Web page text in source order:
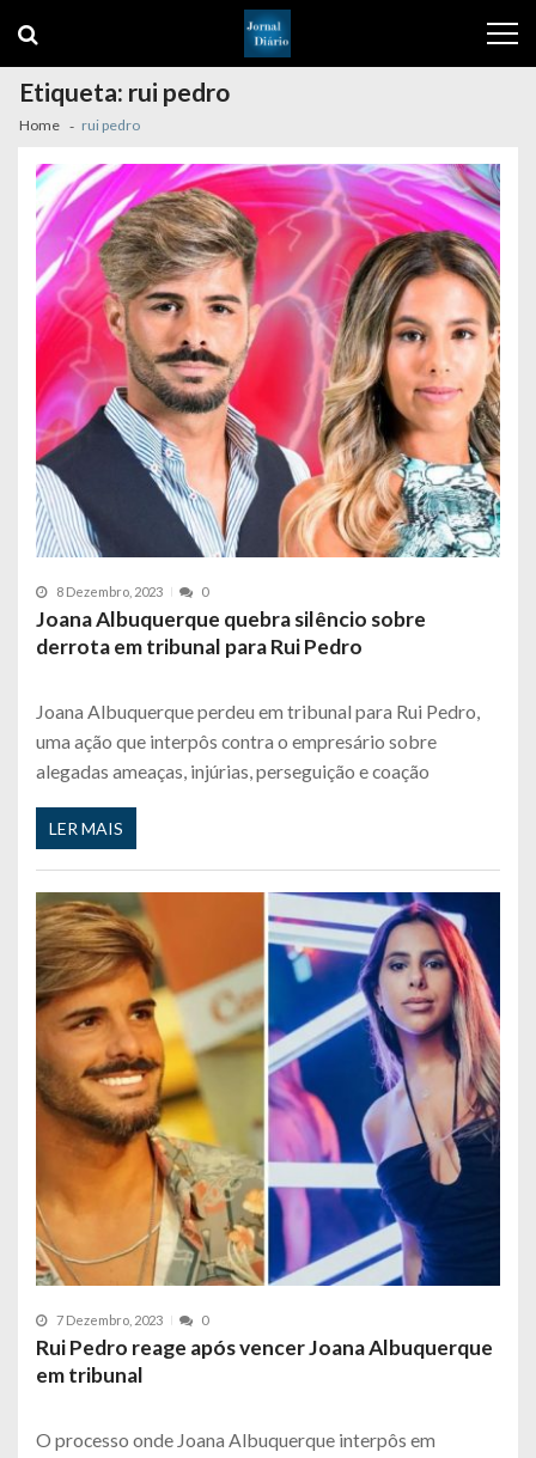
navigation
content
Etiqueta: rui pedro
Home rui pedro
8 Dezembro, 2023 0
Joana Albuquerque quebra silêncio sobre
derrota em tribunal para Rui Pedro
Joana Albuquerque perdeu em tribunal para Rui Pedro,
uma ação que interpôs contra o empresário sobre
alegadas ameaças, injúrias, perseguição e coação
LER MAIS
7 Dezembro, 2023 0
Rui Pedro reage após vencer Joana Albuquerque
em tribunal
O processo onde Joana Albuquerque interpôs em